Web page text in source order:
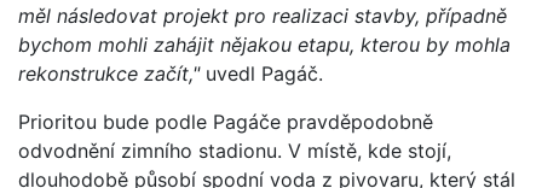
měl následovat projekt pro realizaci stavby, případně
bychom mohli zahájit nějakou etapu, kterou by mohla
rekonstrukce začít," uvedl Pagáč.
Prioritou bude podle Pagáče pravděpodobně
odvodnění zimního stadionu. V místě, kde stojí,
dlouhodobě působí spodní voda z pivovaru, který stál